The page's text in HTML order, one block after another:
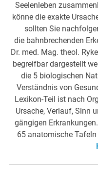
Seelenleben
könne die exakte
sollten Sie
die bahnbrechenden
Dr. med. Mag. theol.
begreifbar dargestellt
die 5 biologischen
Verständnis von
Lexikon-Teil ist nach
Ursache, Verlauf, Sinn
gängigen
65 anatomische